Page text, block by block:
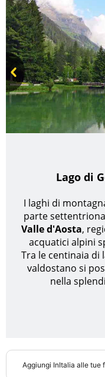
Prev
Lago di
I laghi di
parte
Valle d'Aosta,
acquatici alpini
Tra le centinaia di
valdostano si
nella
Aggiungi InItalia alle tue